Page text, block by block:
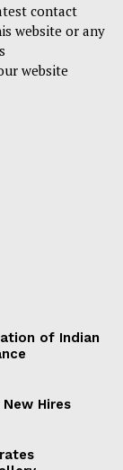
contact
website or any
website
of Indian
Hires